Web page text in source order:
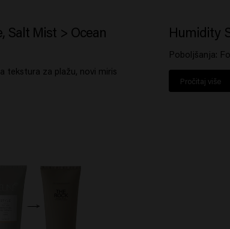
Salt Mist > Ocean
tekstura za plažu, novi miris
Humidity
Poboljšanja:
Pročitaj više